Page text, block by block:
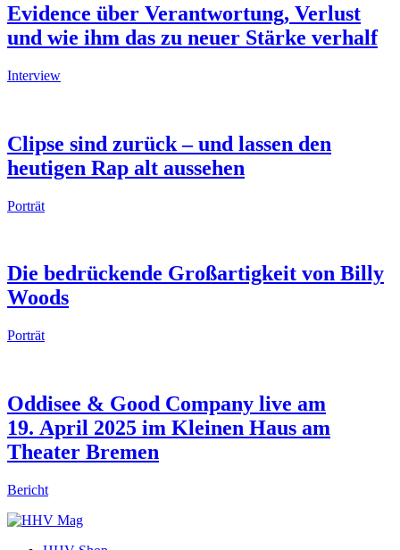
Evidence über Verantwortung, Verlust
und wie ihm das zu neuer Stärke verhalf
Interview
Clipse sind zurück – und lassen den
heutigen Rap alt aussehen
Porträt
Die bedrückende Großartigkeit von Billy
Woods
Porträt
Oddisee & Good Company live am
19. April 2025 im Kleinen Haus am
Theater Bremen
Bericht